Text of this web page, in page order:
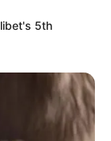
5th